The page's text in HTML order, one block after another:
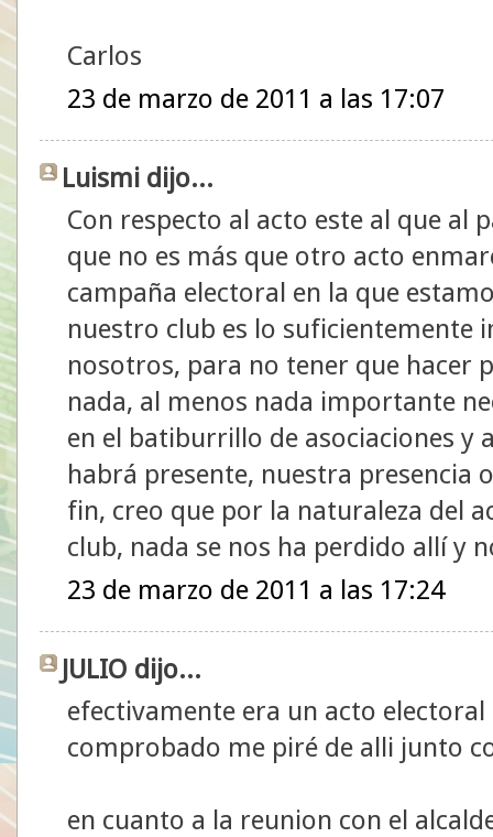
Carlos
23 de marzo de 2011 a las 17:07
Luismi dijo...
Con respecto al acto este al que al
que no es más que otro acto
campaña electoral en la que
nuestro club es lo suficientemente
nosotros, para no tener que hacer
nada, al menos nada importante
en el batiburrillo de asociaciones y
habrá presente, nuestra presencia
fin, creo que por la naturaleza del
club, nada se nos ha perdido allí y
23 de marzo de 2011 a las 17:24
JULIO dijo...
efectivamente era un acto
comprobado me piré de alli junto
en cuanto a la reunion con el